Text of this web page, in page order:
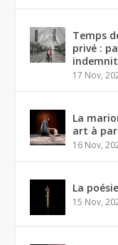
Temps
privé :
17 Nov,
La
art à
16 Nov,
La
15 Nov,